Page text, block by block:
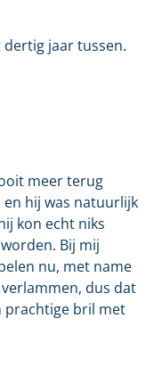
dertig jaar tussen.
meer terug
en hij was natuurlijk
kon echt niks
Bij mij
nu, met name
dus dat
prachtige bril met